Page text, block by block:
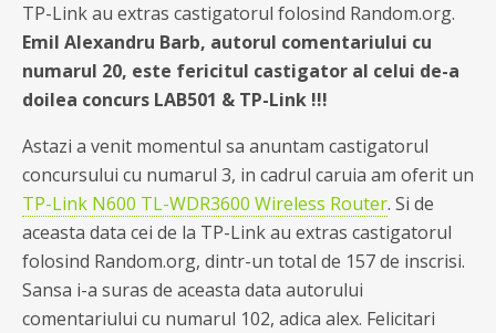
TP-Link au extras castigatorul folosind Random.org.
Emil Alexandru Barb, autorul comentariului cu
numarul 20, este fericitul castigator al celui de-a
doilea concurs LAB501 & TP-Link !!!
Astazi a venit momentul sa anuntam castigatorul
concursului cu numarul 3, in cadrul caruia am oferit un
TP-Link N600 TL-WDR3600 Wireless Router. Si de
aceasta data cei de la TP-Link au extras castigatorul
folosind Random.org, dintr-un total de 157 de inscrisi.
Sansa i-a suras de aceasta data autorului
comentariului cu numarul 102, adica alex. Felicitari